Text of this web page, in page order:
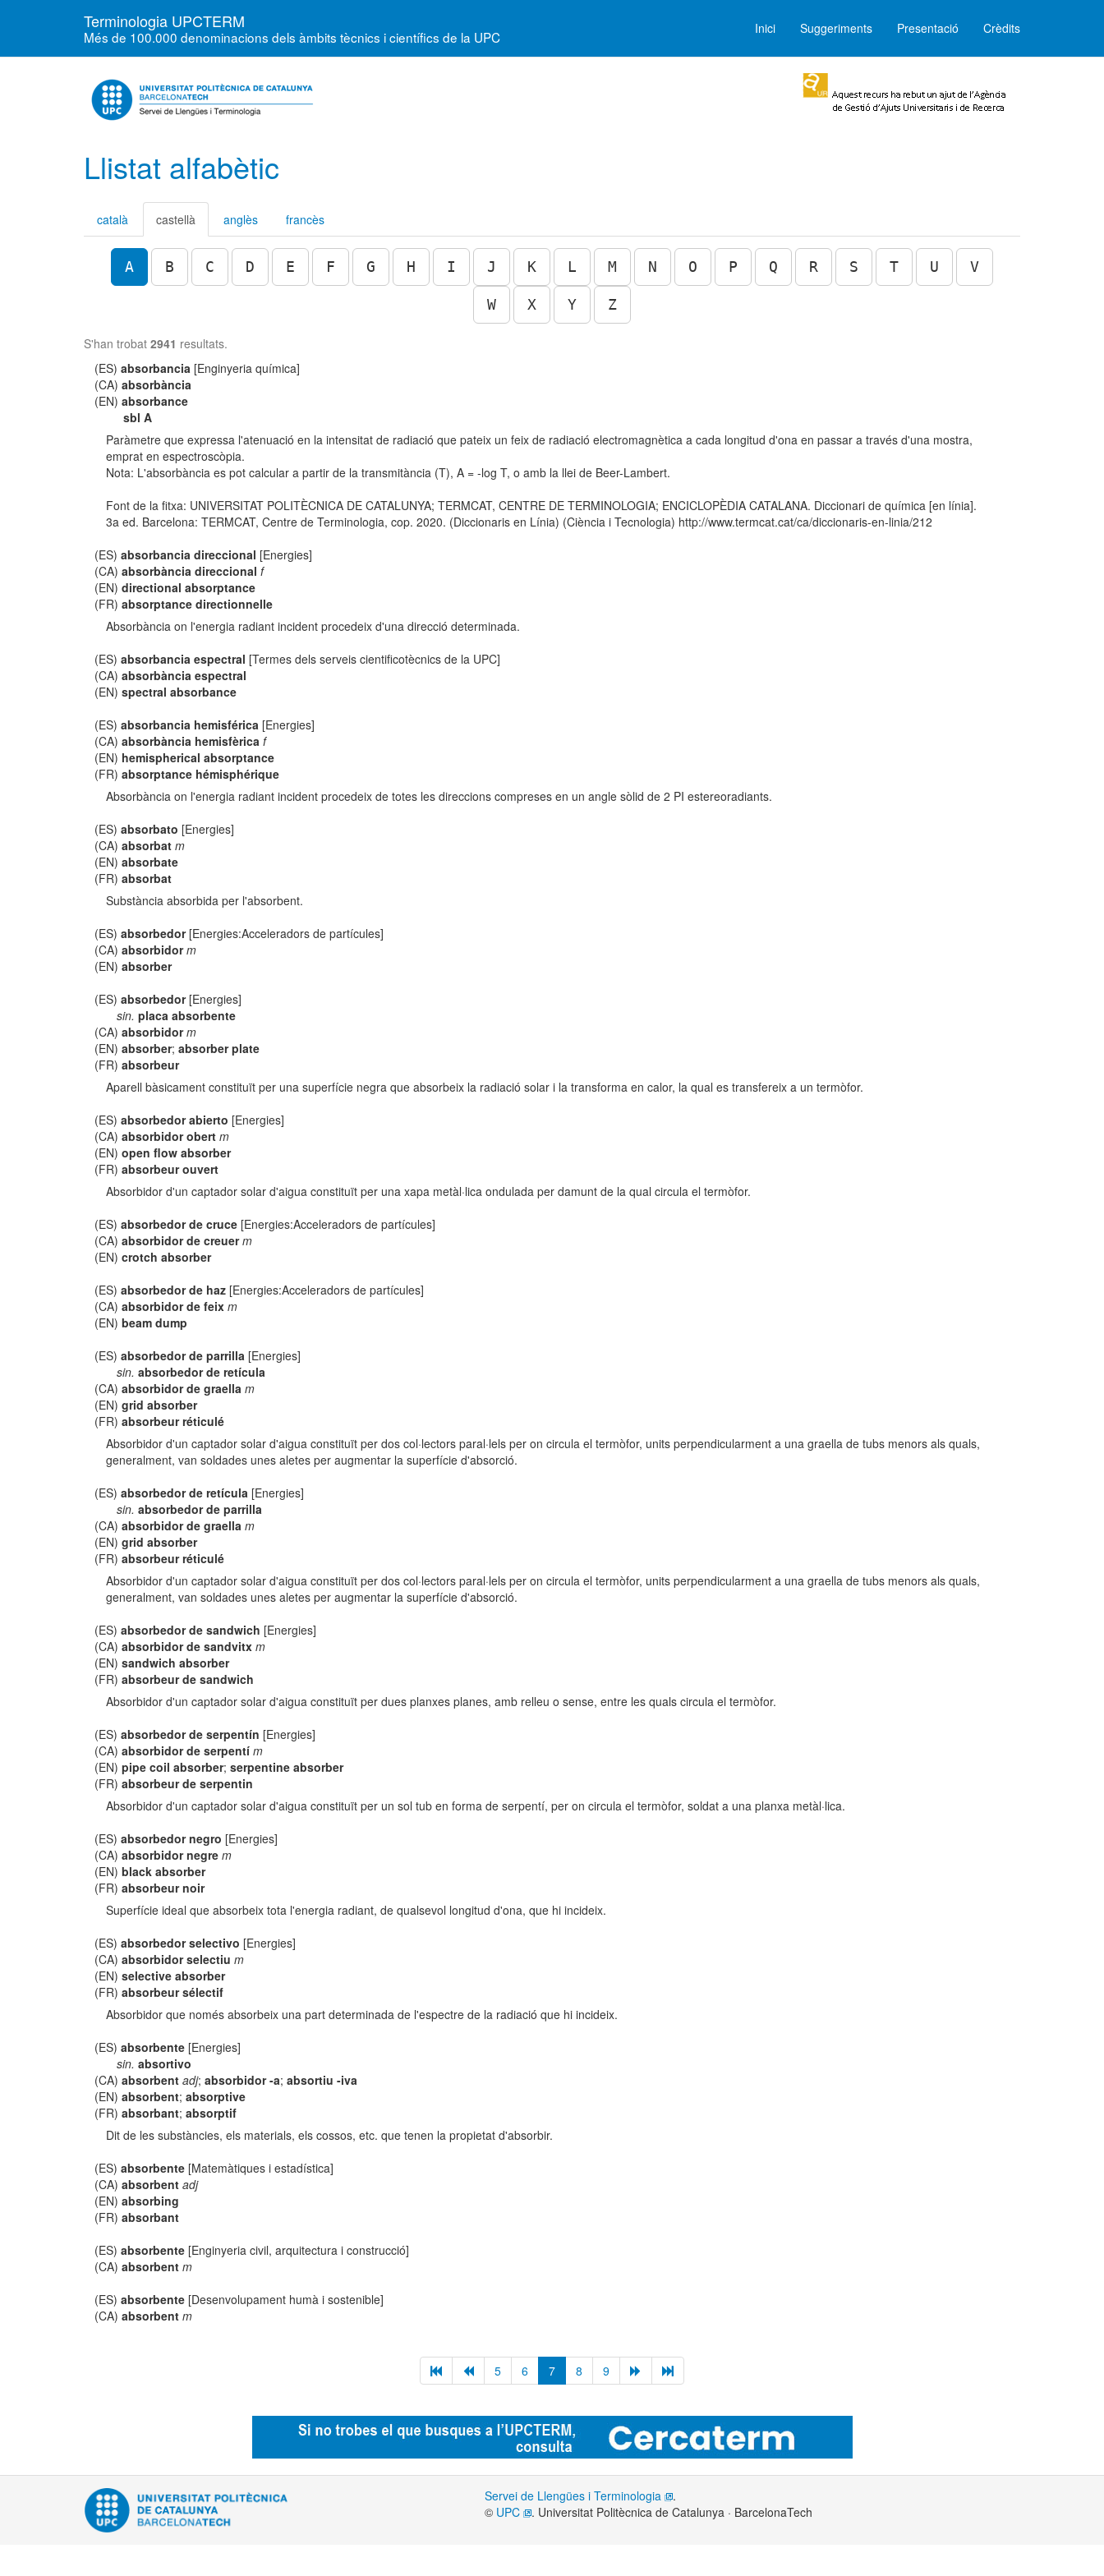
Terminologia UPCTERM
Més de 100.000 denominacions dels àmbits tècnics i científics de la UPC Inici Suggeriments Presentació Crèdits
Llistat alfabètic
català castellà anglès francès
A B C D E F G H I J K L M N O P Q R S T U V
W X Y Z
S'han trobat 2941 resultats.
(ES)absorbancia [Enginyeria química]
(CA)absorbància
(EN)absorbance
sbl A
Paràmetre que expressa l'atenuació en la intensitat de radiació que pateix un feix de radiació electromagnètica a cada longitud d'ona en passar a través d'una mostra,
emprat en espectroscòpia.
Nota: L'absorbància es pot calcular a partir de la transmitància (T), A = -log T, o amb la llei de Beer-Lambert.
Font de la fitxa: UNIVERSITAT POLITÈCNICA DE CATALUNYA; TERMCAT, CENTRE DE TERMINOLOGIA; ENCICLOPÈDIA CATALANA. Diccionari de química [en línia].
3a ed. Barcelona: TERMCAT, Centre de Terminologia, cop. 2020. (Diccionaris en Línia) (Ciència i Tecnologia) http://www.termcat.cat/ca/diccionaris-en-linia/212
(ES)absorbancia direccional [Energies]
(CA)absorbància direccional f
(EN)directional absorptance
(FR)absorptance directionnelle
Absorbància on l'energia radiant incident procedeix d'una direcció determinada.
(ES)absorbancia espectral [Termes dels serveis cientificotècnics de la UPC]
(CA)absorbància espectral
(EN)spectral absorbance
(ES)absorbancia hemisférica [Energies]
(CA)absorbància hemisfèrica f
(EN) hemispherical absorptance
(FR)absorptance hémisphérique
Absorbància on l'energia radiant incident procedeix de totes les direccions compreses en un angle sòlid de 2 PI estereoradiants.
(ES)absorbato [Energies]
(CA)absorbat m
(EN)absorbate
(FR)absorbat
Substància absorbida per l'absorbent.
(ES)absorbedor[Energies:Acceleradors de partícules]
(CA)absorbidor m
(EN)absorber
(ES)absorbedor[Energies]
sin. placa absorbente
(CA)absorbidor m
(EN)absorber;absorber plate
(FR)absorbeur
Aparell bàsicament constituït per una superfície negra que absorbeix la radiació solar i la transforma en calor, la qual es transfereix a un termòfor.
(ES)absorbedor abierto [Energies]
(CA)absorbidor obert m
(EN)open flow absorber
(FR)absorbeur ouvert
Absorbidor d'un captador solar d'aigua constituït per una xapa metàl·lica ondulada per damunt de la qual circula el termòfor.
(ES)absorbedor de cruce [Energies:Acceleradors de partícules]
(CA)absorbidor de creuer m
(EN)crotch absorber
(ES)absorbedor de haz [Energies:Acceleradors de partícules]
(CA)absorbidor de feix m
(EN)beam dump
(ES)absorbedor de parrilla [Energies]
sin. absorbedor de retícula
(CA)absorbidor de graella m
(EN)grid absorber
(FR)absorbeur réticulé
Absorbidor d'un captador solar d'aigua constituït per dos col·lectors paral·lels per on circula el termòfor, units perpendicularment a una graella de tubs menors als quals,
generalment, van soldades unes aletes per augmentar la superfície d'absorció.
(ES)absorbedor de retícula [Energies]
sin. absorbedor de parrilla
(CA)absorbidor de graella m
(EN)grid absorber
(FR)absorbeur réticulé
Absorbidor d'un captador solar d'aigua constituït per dos col·lectors paral·lels per on circula el termòfor, units perpendicularment a una graella de tubs menors als quals,
generalment, van soldades unes aletes per augmentar la superfície d'absorció.
(ES)absorbedor de sandwich [Energies]
(CA)absorbidor de sandvitx m
(EN)sandwich absorber
(FR)absorbeur de sandwich
Absorbidor d'un captador solar d'aigua constituït per dues planxes planes, amb relleu o sense, entre les quals circula el termòfor.
(ES)absorbedor de serpentín [Energies]
(CA)absorbidor de serpentí m
(EN)pipe coil absorber;serpentine absorber
(FR)absorbeur de serpentin
Absorbidor d'un captador solar d'aigua constituït per un sol tub en forma de serpentí, per on circula el termòfor, soldat a una planxa metàl·lica.
(ES)absorbedor negro [Energies]
(CA)absorbidor negre m
(EN)black absorber
(FR)absorbeur noir
Superfície ideal que absorbeix tota l'energia radiant, de qualsevol longitud d'ona, que hi incideix.
(ES)absorbedor selectivo [Energies]
(CA)absorbidor selectiu m
(EN)selective absorber
(FR)absorbeur sélectif
Absorbidor que només absorbeix una part determinada de l'espectre de la radiació que hi incideix.
(ES)absorbente [Energies]
sin. absortivo
(CA)absorbent adj;absorbidor -a;absortiu -iva
(EN)absorbent;absorptive
(FR)absorbant;absorptif
Dit de les substàncies, els materials, els cossos, etc. que tenen la propietat d'absorbir.
(ES)absorbente [Matemàtiques i estadística]
(CA)absorbent adj
(EN)absorbing
(FR)absorbant
(ES)absorbente [Enginyeria civil, arquitectura i construcció]
(CA)absorbent m
(ES)absorbente [Desenvolupament humà i sostenible]
(CA)absorbent m
5 6 7 8 9
Servei de Llengües i Terminologia
.
© UPC . Universitat Politècnica de Catalunya · BarcelonaTech